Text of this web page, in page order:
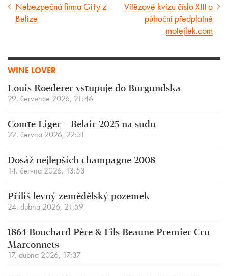
Předcházející
článek
Nebezpečná firma GiTy z
Belize
Následující
článek
Vítězové kvízu číslo XIII o
půlroční předplatné
motejlek.com
WINE LOVER
Louis Roederer vstupuje do Burgundska
29. července 2026, 21:46
Comte Liger – Belair 2025 na sudu
22. června 2026, 22:31
Dosáž nejlepších champagne 2008
14. června 2026, 13:53
Příliš levný zemědělský pozemek
24. dubna 2026, 21:59
1864 Bouchard Père & Fils Beaune Premier Cru
Marconnets
17. dubna 2026, 17:37